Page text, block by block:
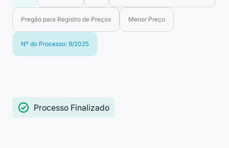
Pregão para Registro de Preços Menor Preço
Nº do Processo: 9/2025
Processo Finalizado